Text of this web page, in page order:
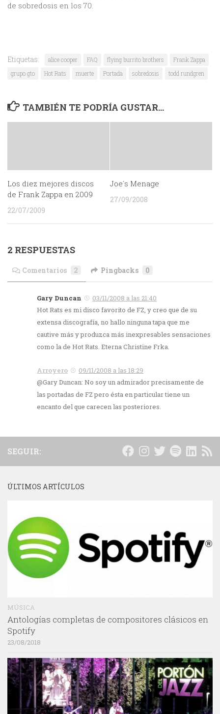
de sobredosis en los 70.
Etiquetas: alice cooper FAQ flying burrito brothers
Frank Zappa
grupo gto
Hot Rats muerte Portada sobredosis todd rundgren
TAMBIÉN TE PODRÍA GUSTAR...
Los diez mejores discos
de Frank Zappa en 2009
22/07/2009
Joe´s Menage
27/09/2008
2 RESPUESTAS
Comentarios 2 Pingbacks 0
Gary Duncan
03/11/2008 a las 21:40
Hot Rats es mi disco favorito de FZ, y creo que de su
extensa discografía, no hallo ninguna tapa que me
cautive más y produzca más inexpresables sensaciones
como la de Hot Rats. Eterna Christine Frka.
Arroyero
09/11/2008 a las 18:29
@Gary Duncan: No soy un admirador precisamente de
las portadas de FZ pero ésta en particular tiene un
encanto del que carecen las posteriores.
SEGUIR:
ÚLTIMOS ARTÍCULOS
MÚSICA
Antologías completas de compositores clásicos en
Spotify
23/08/2018